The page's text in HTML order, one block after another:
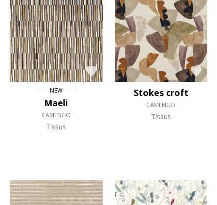
NEW
Maeli
CAMENGO
Tissus
Stokes croft
CAMENGO
Tissus